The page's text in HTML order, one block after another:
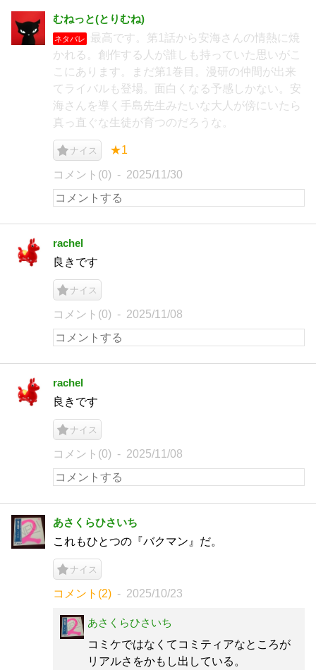
むねっと(とりむね)
ネタバレ
最高です。第1話から安海さんの情熱に焼
かれる。創作する人が誰しも持っていた思いがこ
こにあります。まだ第1巻目。漫研の仲間が出来
てライバルも登場。面白くなる予感しかない。安
海さんを導く手島先生みたいな大人が傍にいたら
真っ直ぐな生徒が育つのだろうな。
ナイス ★1
コメント(0) 2025/11/30
rachel
良きです
ナイス
コメント(0) 2025/11/08
rachel
良きです
ナイス
コメント(0) 2025/11/08
あさくらひさいち
これもひとつの『バクマン』だ。
ナイス
コメント(2) 2025/10/23
あさくらひさいち
コミケではなくてコミティアなところが
リアルさをかもし出している。